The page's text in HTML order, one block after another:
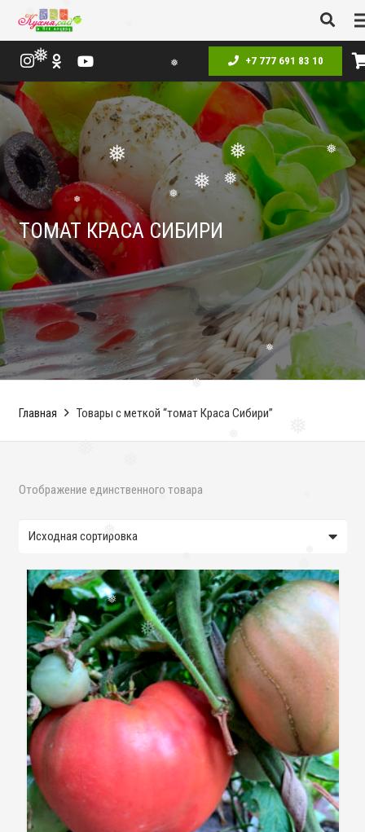
❅
❅
❅
❅
❅
❅
❅
❅
❅
❅
❅
❅ ❅ ❅
❅
❅
❅
❅
❅
+7 777 691 83 10
ТОМАТ КРАСА СИБИРИ
Главная Товары с меткой “томат Краса Сибири”
Отображение единственного товара